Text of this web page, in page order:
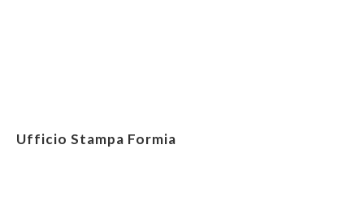
Ufficio Stampa Formia